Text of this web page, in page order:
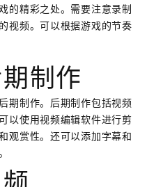
的精彩之处。需要注意录制
视频。可以根据游戏的节奏
制作
期制作。后期制作包括视频
以使用视频编辑软件进行剪
观赏性。还可以添加字幕和